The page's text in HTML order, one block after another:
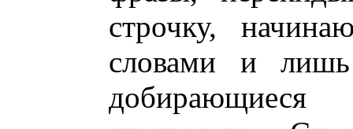
строчку,
словами и